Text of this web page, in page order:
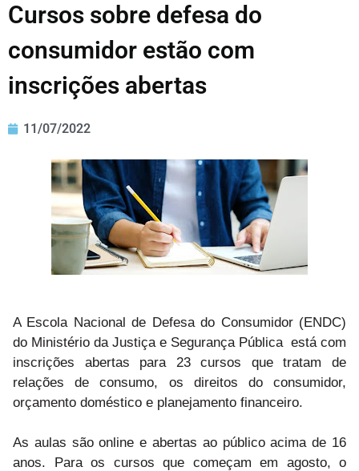
Cursos sobre defesa do
consumidor estão com
inscrições abertas
11/07/2022
A Escola Nacional de Defesa do Consumidor (ENDC)
do Ministério da Justiça e Segurança Pública está com
inscrições abertas para 23 cursos que tratam de
relações de consumo, os direitos do consumidor,
orçamento doméstico e planejamento financeiro.
As aulas são online e abertas ao público acima de 16
anos. Para os cursos que começam em agosto, o